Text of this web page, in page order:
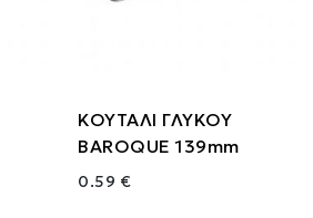
ΚΟΥΤΑΛΙ ΓΛΥΚΟΥ
BAROQUE 139mm
0.59 €